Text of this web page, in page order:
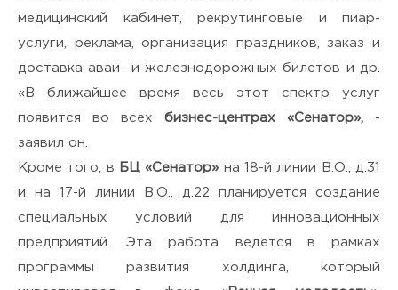
медицинский кабинет, рекрутинговые и пиар-
услуги, реклама, организация праздников, заказ и
доставка аваи- и железнодорожных билетов и др.
«В ближайшее время весь этот спектр услуг
появится во всех бизнес-центрах «Сенатор», -
заявил он.
Кроме того, в БЦ «Сенатор» на 18-й линии В.О., д.31
и на 17-й линии В.О., д.22 планируется создание
специальных условий для инновационных
предприятий. Эта работа ведется в рамках
программы развития холдинга, который